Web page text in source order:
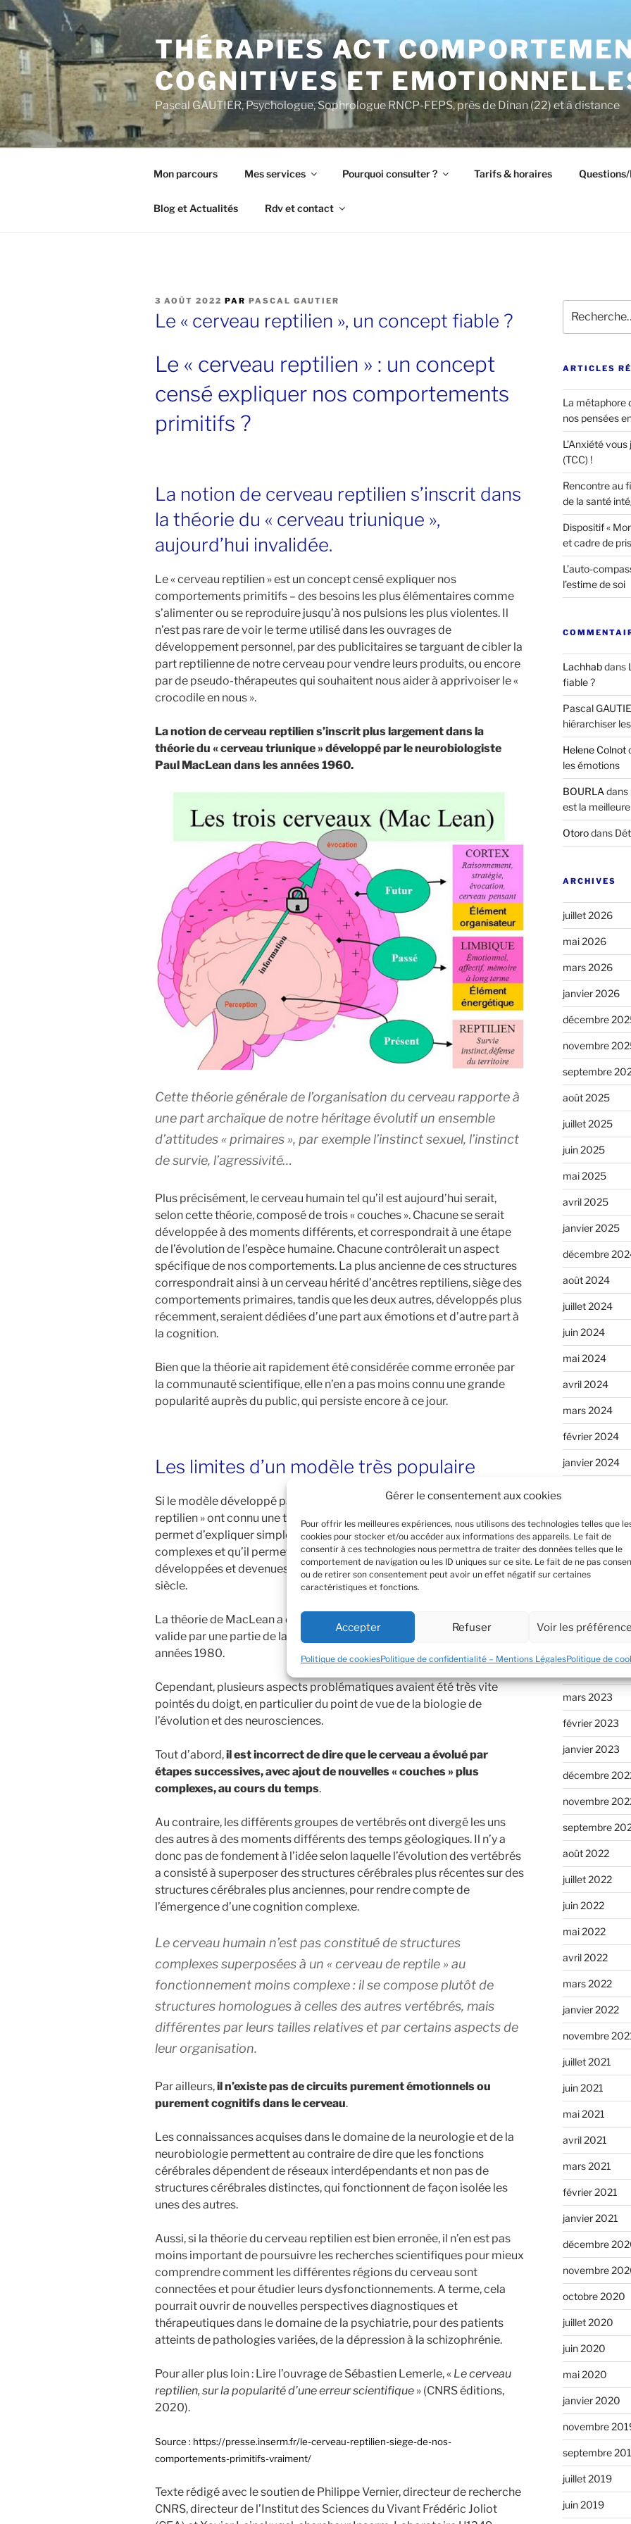
Gérer le consentement aux cookies
Pour offrir les meilleures expériences, nous utilisons des technologies telles que
cookies pour stocker et/ou accéder aux informations des appareils. Le fait de
consentir à ces technologies nous permettra de traiter des données telles que le
comportement de navigation ou les ID uniques sur ce site. Le fait de ne pas
ou de retirer son consentement peut avoir un effet négatif sur certaines
caractéristiques et fonctions.
Accepter Refuser Voir les
Politique de cookiesPolitique de confidentialité – Mentions LégalesPolitique de
Aller
au
contenu
principal
THÉRAPIES ACT
COGNITIVES ET
Pascal GAUTIER, Psychologue, Sophrologue RNCP-FEPS, près de Dinan (22) et à distance
Mon parcours Mes services Pourquoi consulter ? Tarifs & horaires Questions/
Blog et Actualités Rdv et contact
PUBLIÉ
LE
3 AOÛT 2022 PAR PASCAL GAUTIER
Le « cerveau reptilien », un concept fiable ?
Le « cerveau reptilien » : un concept
censé expliquer nos comportements
primitifs ?
La notion de cerveau reptilien s’inscrit dans
la théorie du « cerveau triunique »,
aujourd’hui invalidée.
Le « cerveau reptilien » est un concept censé expliquer nos
comportements primitifs – des besoins les plus élémentaires comme
s’alimenter ou se reproduire jusqu’à nos pulsions les plus violentes. Il
n’est pas rare de voir le terme utilisé dans les ouvrages de
développement personnel, par des publicitaires se targuant de cibler la
part reptilienne de notre cerveau pour vendre leurs produits, ou encore
par de pseudo-thérapeutes qui souhaitent nous aider à apprivoiser le «
crocodile en nous ».
La notion de cerveau reptilien s’inscrit plus largement dans la
théorie du « cerveau triunique » développé par le neurobiologiste
Paul MacLean dans les années 1960.
Cette théorie générale de l’organisation du cerveau rapporte à
une part archaïque de notre héritage évolutif un ensemble
d’attitudes « primaires », par exemple l’instinct sexuel, l’instinct
de survie, l’agressivité…
Plus précisément, le cerveau humain tel qu’il est aujourd’hui serait,
selon cette théorie, composé de trois « couches ». Chacune se serait
développée à des moments différents, et correspondrait à une étape
de l’évolution de l’espèce humaine. Chacune contrôlerait un aspect
spécifique de nos comportements. La plus ancienne de ces structures
correspondrait ainsi à un cerveau hérité d’ancêtres reptiliens, siège des
comportements primaires, tandis que les deux autres, développés plus
récemment, seraient dédiées d’une part aux émotions et d’autre part à
la cognition.
Bien que la théorie ait rapidement été considérée comme erronée par
la communauté scientifique, elle n’en a pas moins connu une grande
popularité auprès du public, qui persiste encore à ce jour.
Les limites d’un modèle très populaire
Si le modèle développé par
et le concept de « cerveau
reptilien » ont connu une telle popularité, c’est peut-être parce qu’il
permet d’expliquer simplement des comportements humains jugés
complexes et qu’il permet de compléter les théories freudiennes
développées et devenues également populaires au cours du XXe
siècle.
La théorie de MacLean a d’ailleurs longtemps été considérée comme
valide par une partie de la communauté médicale, jusqu’à la fin des
années 1980.
Cependant, plusieurs aspects problématiques avaient été très vite
pointés du doigt, en particulier du point de vue de la biologie de
l’évolution et des neurosciences.
Tout d’abord,il est incorrect de dire que le cerveau a évolué par
étapes successives, avec ajout de nouvelles « couches » plus
complexes, au cours du temps.
Au contraire, les différents groupes de vertébrés ont divergé les uns
des autres à des moments différents des temps géologiques. Il n’y a
donc pas de fondement à l’idée selon laquelle l’évolution des vertébrés
a consisté à superposer des structures cérébrales plus récentes sur des
structures cérébrales plus anciennes, pour rendre compte de
l’émergence d’une cognition complexe.
Le cerveau humain n’est pas constitué de structures
complexes superposées à un « cerveau de reptile » au
fonctionnement moins complexe : il se compose plutôt de
structures homologues à celles des autres vertébrés, mais
différentes par leurs tailles relatives et par certains aspects de
leur organisation.
Par ailleurs,il n’existe pas de circuits purement émotionnels ou
purement cognitifs dans le cerveau.
Les connaissances acquises dans le domaine de la neurologie et de la
neurobiologie permettent au contraire de dire que les fonctions
cérébrales dépendent de réseaux interdépendants et non pas de
structures cérébrales distinctes, qui fonctionnent de façon isolée les
unes des autres.
Aussi, si la théorie du cerveau reptilien est bien erronée, il n’en est pas
moins important de poursuivre les recherches scientifiques pour mieux
comprendre comment les différentes régions du cerveau sont
connectées et pour étudier leurs dysfonctionnements. A terme, cela
pourrait ouvrir de nouvelles perspectives diagnostiques et
thérapeutiques dans le domaine de la psychiatrie, pour des patients
atteints de pathologies variées, de la dépression à la schizophrénie.
Pour aller plus loin : Lire l’ouvrage de Sébastien Lemerle, « Le cerveau
reptilien, sur la popularité d’une erreur scientifique » (CNRS éditions,
2020).
Source : https://presse.inserm.fr/le-cerveau-reptilien-siege-de-nos-
comportements-primitifs-vraiment/
Texte rédigé avec le soutien de Philippe Vernier, directeur de recherche
CNRS, directeur de l’Institut des Sciences du Vivant Frédéric Joliot
pour
:
ARTICLES
La métaphore
nos pensées
L’Anxiété
(TCC) !
Rencontre au
de la santé
Dispositif «
et cadre de
L’auto-
l’estime de soi
Lachhabdans
fiable ?
Pascal
hiérarchiser
Helene Colnot
les émotions
BOURLAdans
est la
Otorodans
ARCHIVES
juillet 2026
mai 2026
mars 2026
janvier 2026
décembre
novembre
septembre
août 2025
juillet 2025
juin 2025
mai 2025
avril 2025
janvier 2025
décembre
août 2024
juillet 2024
juin 2024
mai 2024
avril 2024
mars 2024
février 2024
janvier 2024
décembre
septembre
août 2023
mars 2023
février 2023
janvier 2023
décembre
novembre
septembre
août 2022
juillet 2022
juin 2022
mai 2022
avril 2022
mars 2022
janvier 2022
novembre
juillet 2021
juin 2021
mai 2021
avril 2021
mars 2021
février 2021
janvier 2021
décembre
novembre
octobre 2020
juillet 2020
juin 2020
mai 2020
janvier 2020
novembre
septembre
juillet 2019
juin 2019